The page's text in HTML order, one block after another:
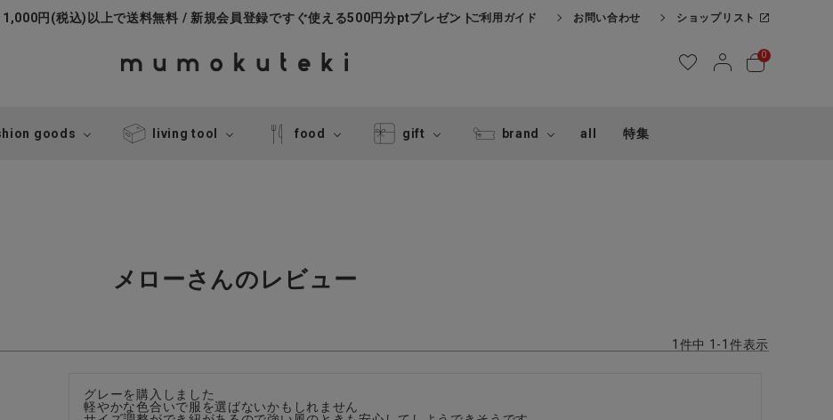
円(税込)以上で送料無料 / 新規会員登録ですぐ使える500円分ptプレゼントご利用ガイド お問い合わせ ショップリスト
0
goods living tool food gift brand all 特集
メローさんのレビュー
1 件中 1 -1 件表示
グレーを購入しました
軽やかな色合いで服を選ばないかもしれません